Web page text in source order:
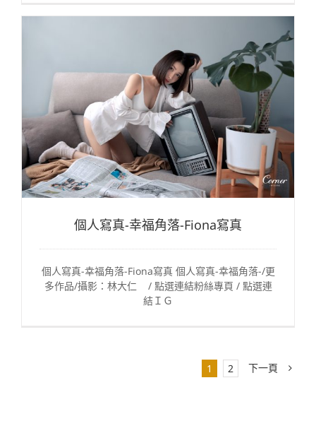
個人寫真-幸福角落-Fiona寫真
個人寫真-幸福角落-Fiona寫真 個人寫真-幸福角落-/更
多作品/攝影：林大仁 / 點選連結粉絲專頁 / 點選連
結ＩＧ
1 2 下一頁